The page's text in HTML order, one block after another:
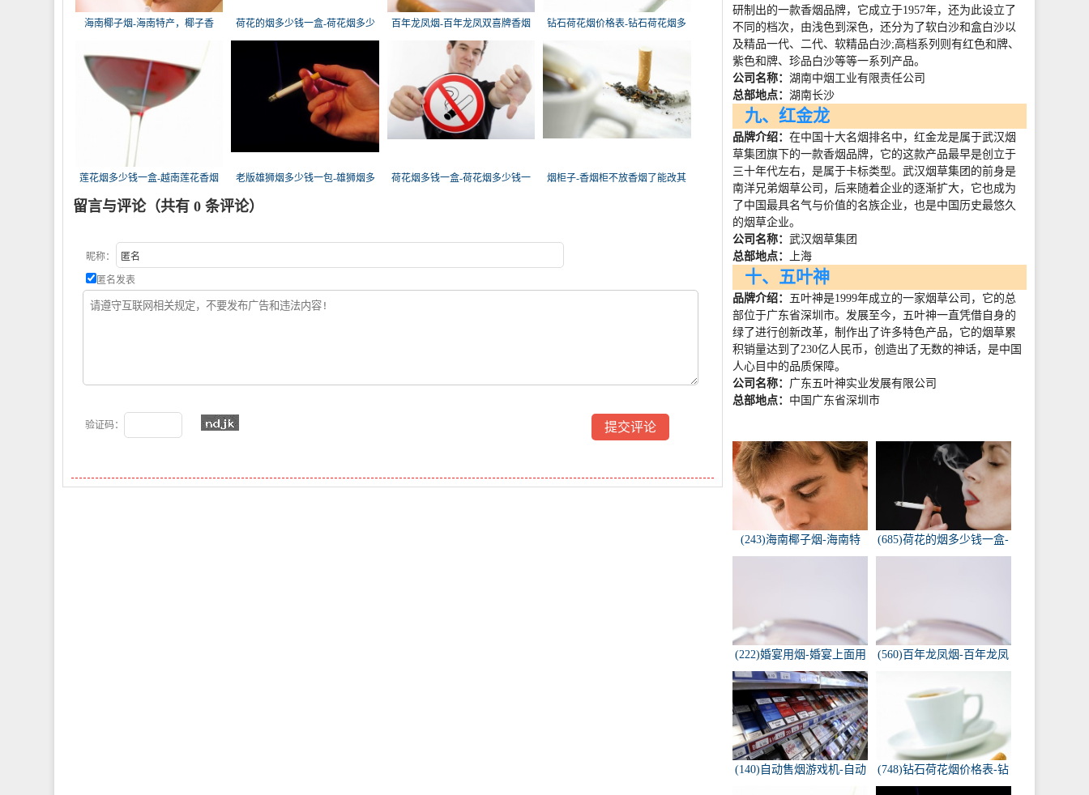
海南椰子烟-海南特产，椰子香
荷花的烟多少钱一盒-荷花烟多少
百年龙凤烟-百年龙凤双喜牌香烟
钻石荷花烟价格表-钻石荷花烟多
莲花烟多少钱一盒-越南莲花香烟
这
老版雄狮烟多少钱一包-雄狮烟多
荷花烟多钱一盒-荷花烟多少钱一
烟柜子-香烟柜不放香烟了能改其
留言与评论（共有 0 条评论）
昵称：
匿名发表
验证码：
研制出的一款香烟品牌，它成立于1957年，还为此设立了
不同的档次，由浅色到深色，还分为了软白沙和盒白沙以
及精品一代、二代、软精品白沙;高档系列则有红色和牌、
紫色和牌、珍品白沙等等一系列产品。
公司名称：湖南中烟工业有限责任公司
总部地点：湖南长沙
九、红金龙
品牌介绍：在中国十大名烟排名中，红金龙是属于武汉烟
草集团旗下的一款香烟品牌，它的这款产品最早是创立于
三十年代左右，是属于卡标类型。武汉烟草集团的前身是
南洋兄弟烟草公司，后来随着企业的逐渐扩大，它也成为
了中国最具名气与价值的名族企业，也是中国历史最悠久
的烟草企业。
公司名称：武汉烟草集团
总部地点：
上海
十、五叶神
品牌介绍： 五叶神是1999年成立的一家烟草公司，它的总
部位于广东省深圳市。发展至今，五叶神一直凭借自身的
绿了进行创新改革，制作出了许多特色产品，它的烟草累
积销量达到了230亿人民币，创造出了无数的神话，是中国
人心目中的品质保障。
公司名称： 广东五叶神实业发展有限公司
总部地点： 中国广东省深圳市
(243)海南椰子烟-海南特
产，椰子香烟，槟榔香
(685)荷花的烟多少钱一盒-
荷花烟多少钱一盒
(222)婚宴用烟-婚宴上面用
的烟是怎样的
(560)百年龙凤烟-百年龙凤
(140)自动售烟游戏机-自动
(748)钻石荷花烟价格表-钻
石荷花烟多少钱一包